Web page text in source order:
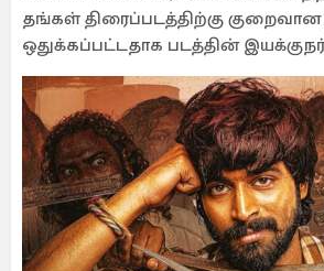
தங்கள் திரைப்படத்திற்கு
ஒதுக்கப்பட்டதாக படத்தின் இயக்குநர்